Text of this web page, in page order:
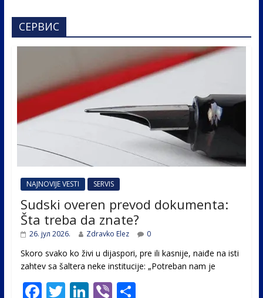
СЕРВИС
NAJNOVIJE VESTI SERVIS
Sudski overen prevod dokumenta:
Šta treba da znate?
26. јул 2026. Zdravko Elez 0
Skoro svako ko živi u dijaspori, pre ili kasnije, naiđe na isti
zahtev sa šaltera neke institucije: „Potreban nam je
F T Li Vi S